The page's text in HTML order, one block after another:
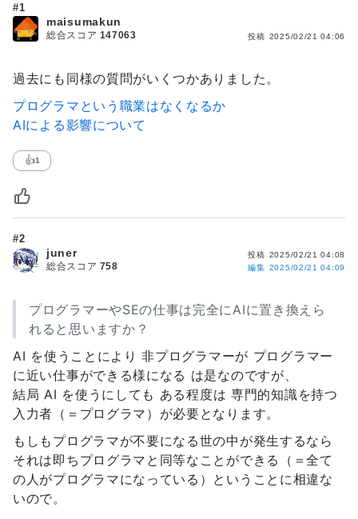
#1
maisumakun
総合スコア 147063 投稿 2025/02/21 04:06
過去にも同様の質問がいくつかありました。
プログラマという職業はなくなるか
AIによる影響について
👍1
#2
juner
総合スコア 758
投稿 2025/02/21 04:08
編集 2025/02/21 04:09
プログラマーやSEの仕事は完全にAIに置き換えら
れると思いますか？
AI を使うことにより 非プログラマーが プログラマー
に近い仕事ができる様になる は是なのですが、
結局 AI を使うにしても ある程度は 専門的知識を持つ
入力者（＝プログラマ）が必要となります。
もしもプログラマが不要になる世の中が発生するなら
それは即ちプログラマと同等なことができる（＝全て
の人がプログラマになっている）ということに相違な
いので。